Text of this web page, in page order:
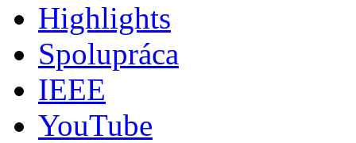
Highlights
Spolupráca
IEEE
YouTube